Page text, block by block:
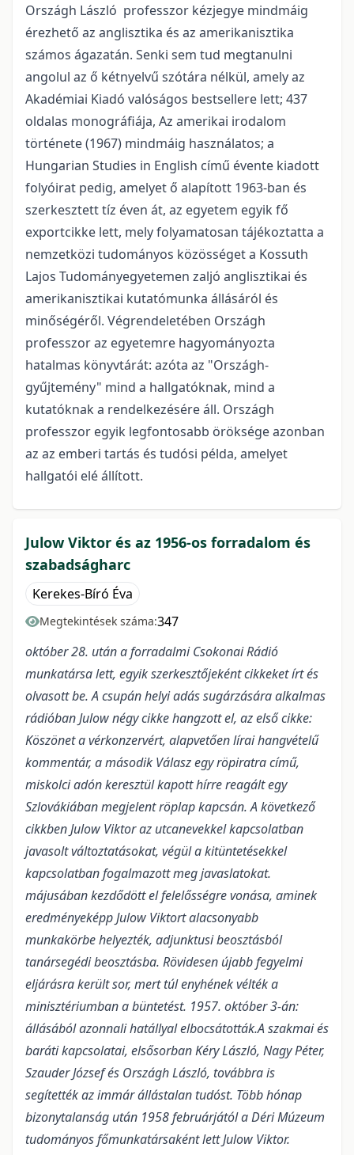
Országh László professzor kézjegye mindmáig
érezhető az anglisztika és az amerikanisztika
számos ágazatán. Senki sem tud megtanulni
angolul az ő kétnyelvű szótára nélkül, amely az
Akadémiai Kiadó valóságos bestsellere lett; 437
oldalas monográfiája, Az amerikai irodalom
története (1967) mindmáig használatos; a
Hungarian Studies in English című évente kiadott
folyóirat pedig, amelyet ő alapított 1963-ban és
szerkesztett tíz éven át, az egyetem egyik fő
exportcikke lett, mely folyamatosan tájékoztatta a
nemzetközi tudományos közösséget a Kossuth
Lajos Tudományegyetemen zaljó anglisztikai és
amerikanisztikai kutatómunka állásáról és
minőségéről. Végrendeletében Országh
professzor az egyetemre hagyományozta
hatalmas könyvtárát: azóta az "Országh-
gyűjtemény" mind a hallgatóknak, mind a
kutatóknak a rendelkezésére áll. Országh
professzor egyik legfontosabb öröksége azonban
az az emberi tartás és tudósi példa, amelyet
hallgatói elé állított.
Julow Viktor és az 1956-os forradalom és
szabadságharc
Kerekes-Bíró Éva
Megtekintések száma:347
október 28. után a forradalmi Csokonai Rádió
munkatársa lett, egyik szerkesztőjeként cikkeket írt és
olvasott be. A csupán helyi adás sugárzására alkalmas
rádióban Julow négy cikke hangzott el, az első cikke:
Köszönet a vérkonzervért, alapvetően lírai hangvételű
kommentár, a második Válasz egy röpiratra című,
miskolci adón keresztül kapott hírre reagált egy
Szlovákiában megjelent röplap kapcsán. A következő
cikkben Julow Viktor az utcanevekkel kapcsolatban
javasolt változtatásokat, végül a kitüntetésekkel
kapcsolatban fogalmazott meg javaslatokat.
májusában kezdődött el felelősségre vonása, aminek
eredményeképp Julow Viktort alacsonyabb
munkakörbe helyezték, adjunktusi beosztásból
tanársegédi beosztásba. Rövidesen újabb fegyelmi
eljárásra került sor, mert túl enyhének vélték a
minisztériumban a büntetést. 1957. október 3-án:
állásából azonnali hatállyal elbocsátották.A szakmai és
baráti kapcsolatai, elsősorban Kéry László, Nagy Péter,
Szauder József és Országh László, továbbra is
segítették az immár állástalan tudóst. Több hónap
bizonytalanság után 1958 februárjától a Déri Múzeum
tudományos főmunkatársaként lett Julow Viktor.